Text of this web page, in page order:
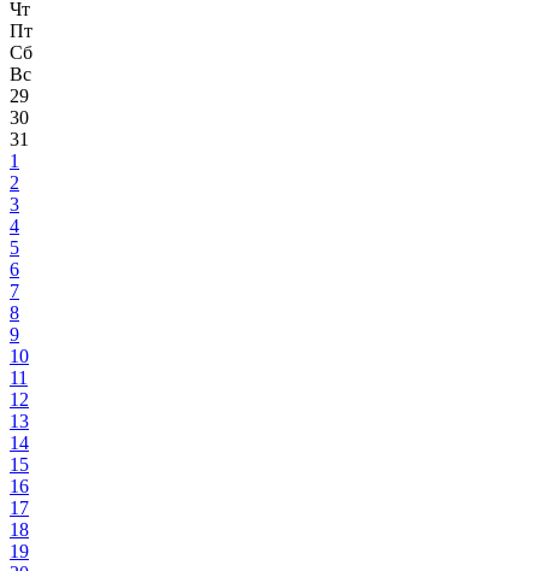
Чт
Пт
Сб
Вс
29
30
31
1
2
3
4
5
6
7
8
9
10
11
12
13
14
15
16
17
18
19